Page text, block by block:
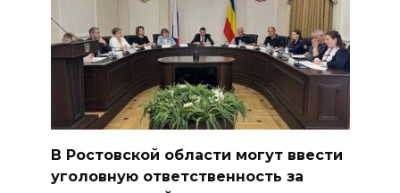
В Ростовской области могут ввести
уголовную ответственность за